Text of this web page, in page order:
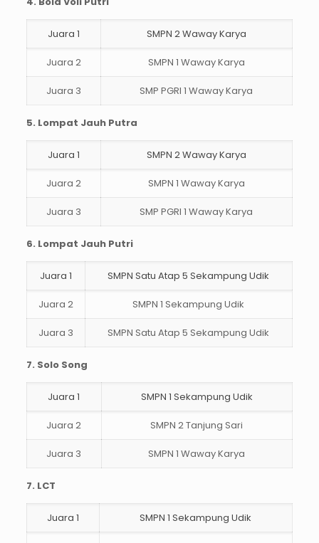
Juara 1 SMPN 2 Waway Karya
Juara 2 SMPN 1 Waway Karya
Juara 3 SMP PGRI 1 Waway Karya
5. Lompat Jauh Putra
Juara 1 SMPN 2 Waway Karya
Juara 2 SMPN 1 Waway Karya
Juara 3 SMP PGRI 1 Waway Karya
6. Lompat Jauh Putri
Juara 1 SMPN Satu Atap 5 Sekampung Udik
Juara 2 SMPN 1 Sekampung Udik
Juara 3 SMPN Satu Atap 5 Sekampung Udik
7. Solo Song
Juara 1 SMPN 1 Sekampung Udik
Juara 2 SMPN 2 Tanjung Sari
Juara 3 SMPN 1 Waway Karya
7. LCT
Juara 1 SMPN 1 Sekampung Udik